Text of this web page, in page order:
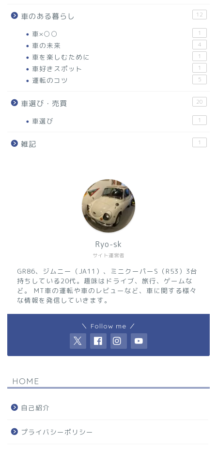
車のある暮らし 12
車×○○ 1
車の未来 4
車を楽しむために 1
車好きスポット 1
運転のコツ 5
車選び・売買 20
車選び 1
雑記 1
サイト運営者
Ryo-sk
GR86、ジムニー（JA11）、ミニクーパーS（R53）3台
持ちしている20代。趣味はドライブ、旅行、ゲームな
ど。 MT車の運転や車のレビューなど、車に関する様々
な情報を発信していきます。
＼ Follow me ／
HOME
自己紹介
プライバシーポリシー